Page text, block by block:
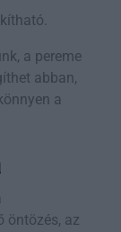
a pereme
abban,
a
öntözés, az